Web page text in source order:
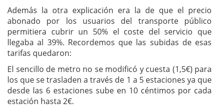
Además la otra explicación era la de que el precio
abonado por los usuarios del transporte público
permitiera cubrir un 50% el coste del servicio que
llegaba al 39%. Recordemos que las subidas de esas
tarifas quedaron:
El sencillo de metro no se modificó y cuesta (1,5€) para
los que se trasladen a través de 1 a 5 estaciones ya que
desde las 6 estaciones sube en 10 céntimos por cada
estación hasta 2€.